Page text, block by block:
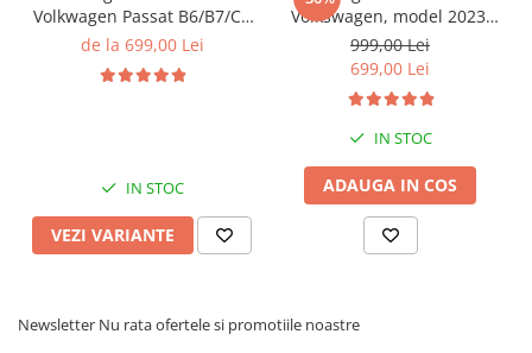
Volkwagen Passat B6/B7/CC
Gri, 4GB RAM 64GB ROM,
Display QLED 10", DSP,
de la 699,00 Lei
IN STOC
VEZI VARIANTE
Volkswagen, model 2023,
4GB RAM 64GB ROM,
Quadcore, Android 14,
Display QLED 7", DSP,
Carplay&Android Auto,
Suport camere AHD
999,00 Lei
699,00 Lei
IN STOC
ADAUGA IN COS
Newsletter Nu rata ofertele si promotiile noastre